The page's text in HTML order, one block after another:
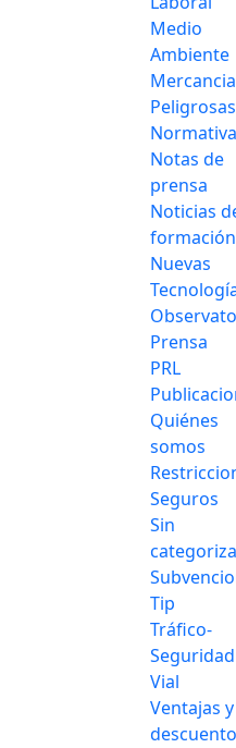
Medio
Ambiente
Peligrosas
Normativa
Notas de
prensa
Noticias
formación
Nuevas
Prensa
PRL
Quiénes
somos
Seguros
Sin
Tip
Tráfico-
Seguridad
Vial
Ventajas y